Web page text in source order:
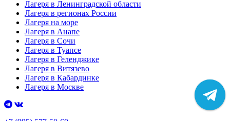
Лагеря в Ленинградской области
Лагеря в регионах России
Лагеря на море
Лагеря в Анапе
Лагеря в Сочи
Лагеря в Туапсе
Лагеря в Геленджике
Лагеря в Витязево
Лагеря в Кабардинке
Лагеря в Москве